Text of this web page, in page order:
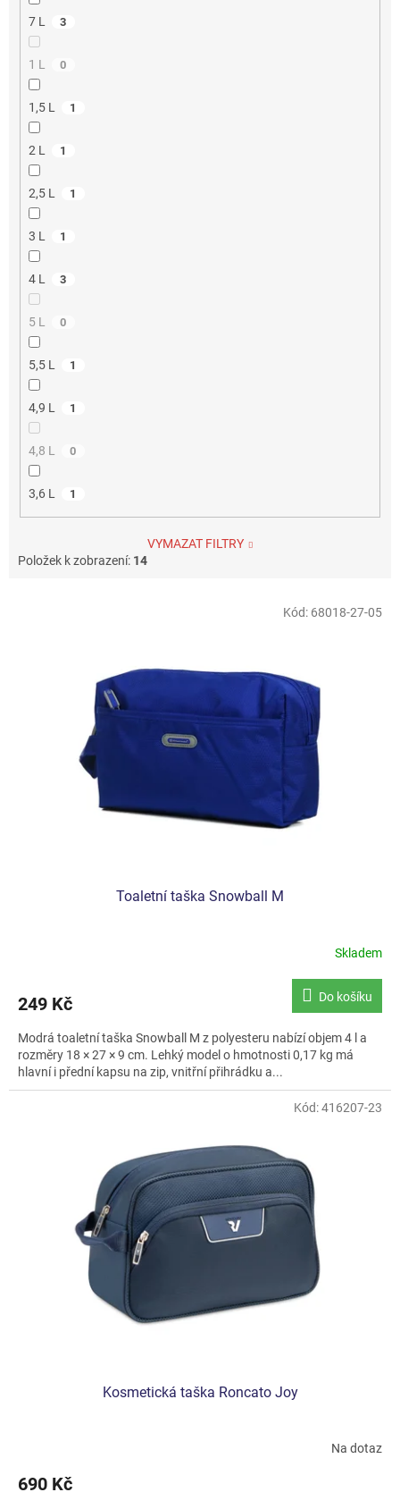
7 L 3
1 L 0
1,5 L 1
2 L 1
2,5 L 1
3 L 1
4 L 3
5 L 0
5,5 L 1
4,9 L 1
4,8 L 0
3,6 L 1
VYMAZAT FILTRY
Položek k zobrazení: 14
Toaletní taška Snowball M
Skladem
249 Kč Do košíku
Modrá toaletní taška Snowball M z polyesteru nabízí objem 4 l a
rozměry 18 × 27 × 9 cm. Lehký model o hmotnosti 0,17 kg má
hlavní i přední kapsu na zip, vnitřní přihrádku a...
Kód: 68018-27-05
Kosmetická taška Roncato Joy
Na dotaz
690 Kč
Kód:416207-23